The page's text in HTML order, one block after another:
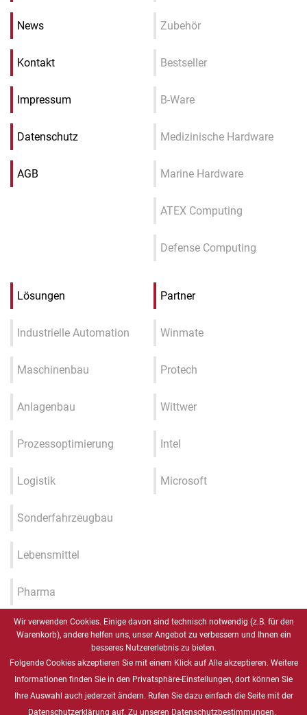
News
Kontakt
Impressum
Datenschutz
AGB
Zubehör
Bestseller
B-Ware
Medizinische Hardware
Marine Hardware
ATEX Computing
Defense Computing
Lösungen
Industrielle Automation
Maschinenbau
Anlagenbau
Prozessoptimierung
Logistik
Sonderfahrzeugbau
Lebensmittel
Pharma
Industrie 4.0 / IIOT / Smart
Gesundheitswesen
Partner
Winmate
Protech
Wittwer
Intel
Microsoft
Wir verwenden Cookies. Einige davon sind technisch notwendig (z.B. für den
Warenkorb), andere helfen uns, unser Angebot zu verbessern und Ihnen ein
besseres Nutzererlebnis zu bieten.
Folgende Cookies akzeptieren Sie mit einem Klick auf Alle akzeptieren. Weitere
Informationen finden Sie in den Privatsphäre-Einstellungen, dort können Sie
Ihre Auswahl auch jederzeit ändern. Rufen Sie dazu einfach die Seite mit der
Datenschutzerklärung auf. Zu unseren Datenschutzbestimmungen.